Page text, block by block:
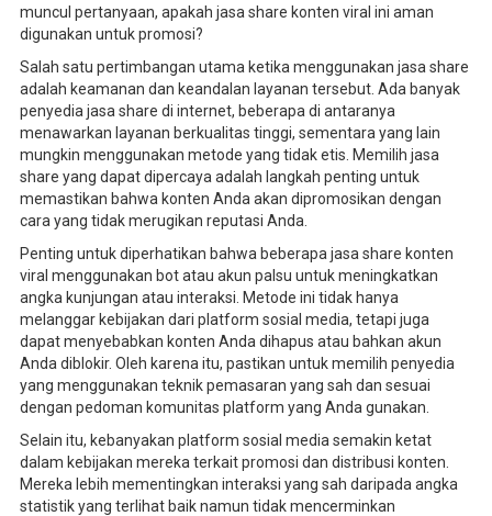
muncul pertanyaan, apakah jasa share konten viral ini aman
digunakan untuk promosi?
Salah satu pertimbangan utama ketika menggunakan jasa share
adalah keamanan dan keandalan layanan tersebut. Ada banyak
penyedia jasa share di internet, beberapa di antaranya
menawarkan layanan berkualitas tinggi, sementara yang lain
mungkin menggunakan metode yang tidak etis. Memilih jasa
share yang dapat dipercaya adalah langkah penting untuk
memastikan bahwa konten Anda akan dipromosikan dengan
cara yang tidak merugikan reputasi Anda.
Penting untuk diperhatikan bahwa beberapa jasa share konten
viral menggunakan bot atau akun palsu untuk meningkatkan
angka kunjungan atau interaksi. Metode ini tidak hanya
melanggar kebijakan dari platform sosial media, tetapi juga
dapat menyebabkan konten Anda dihapus atau bahkan akun
Anda diblokir. Oleh karena itu, pastikan untuk memilih penyedia
yang menggunakan teknik pemasaran yang sah dan sesuai
dengan pedoman komunitas platform yang Anda gunakan.
Selain itu, kebanyakan platform sosial media semakin ketat
dalam kebijakan mereka terkait promosi dan distribusi konten.
Mereka lebih mementingkan interaksi yang sah daripada angka
statistik yang terlihat baik namun tidak mencerminkan